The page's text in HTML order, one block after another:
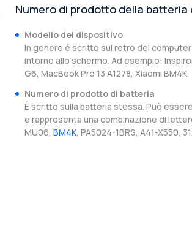
Numero di prodotto della
Modello del dispositivo
In genere è scritto sul retro del
intorno allo schermo. Ad esempio:
G6, MacBook Pro 13 A1278, Xiaomi BM4K.
Numero di prodotto di batteria
È scritto sulla batteria stessa. Può
e rappresenta una combinazione di
MU06, BM4K, PA5024-1BRS, A41-X550,